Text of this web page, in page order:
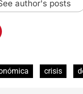
author's posts
crisis